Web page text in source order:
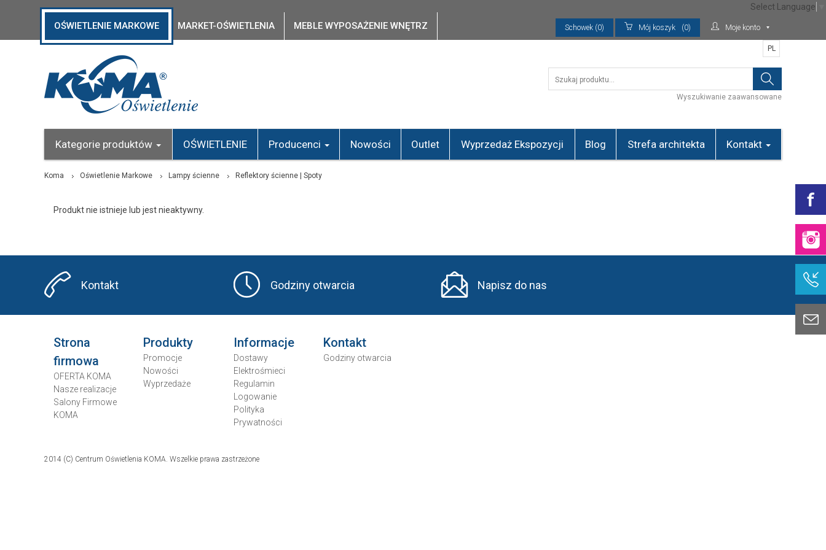
OŚWIETLENIE MARKOWE MARKET-OŚWIETLENIA MEBLE WYPOSAŻENIE WNĘTRZ Schowek (0) Mój koszyk (0) Moje konto
Wyszukiwanie zaawansowane
PL
Kategorie produktów OŚWIETLENIE Producenci Nowości Outlet Wyprzedaż Ekspozycji Blog Strefa architekta Kontakt
Koma Oświetlenie Markowe Lampy ścienne Reflektory ścienne | Spoty
Produkt nie istnieje lub jest nieaktywny.
Kontakt Godziny otwarcia Napisz do nas
Strona
firmowa
OFERTA KOMA
Nasze realizacje
Salony Firmowe
KOMA
Produkty
Promocje
Nowości
Wyprzedaże
Informacje
Dostawy
Elektrośmieci
Regulamin
Logowanie
Polityka
Prywatności
Kontakt
Godziny otwarcia
2014 (C) Centrum Oświetlenia KOMA. Wszelkie prawa zastrzeżone
Select Language